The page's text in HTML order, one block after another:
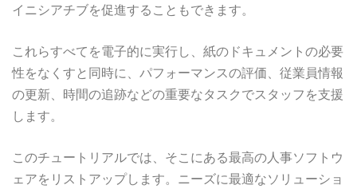
イニシアチブを促進することもできます。
これらすべてを電子的に実行し、紙のドキュメントの必要
性をなくすと同時に、パフォーマンスの評価、従業員情報
の更新、時間の追跡などの重要なタスクでスタッフを支援
します。
このチュートリアルでは、そこにある最高の人事ソフトウ
ェアをリストアップします。ニーズに最適なソリューショ